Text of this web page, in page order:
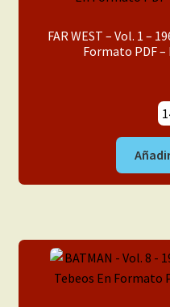
FAR WEST – Vol. 1 –
Formato PDF